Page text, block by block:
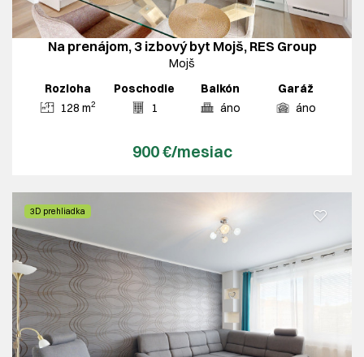
Na prenájom, 3 izbový byt Mojš, RES Group
Mojš
Rozloha
128 m2
Poschodie
1
Balkón
áno
Garáž
áno
900 €/mesiac
3D prehliadka